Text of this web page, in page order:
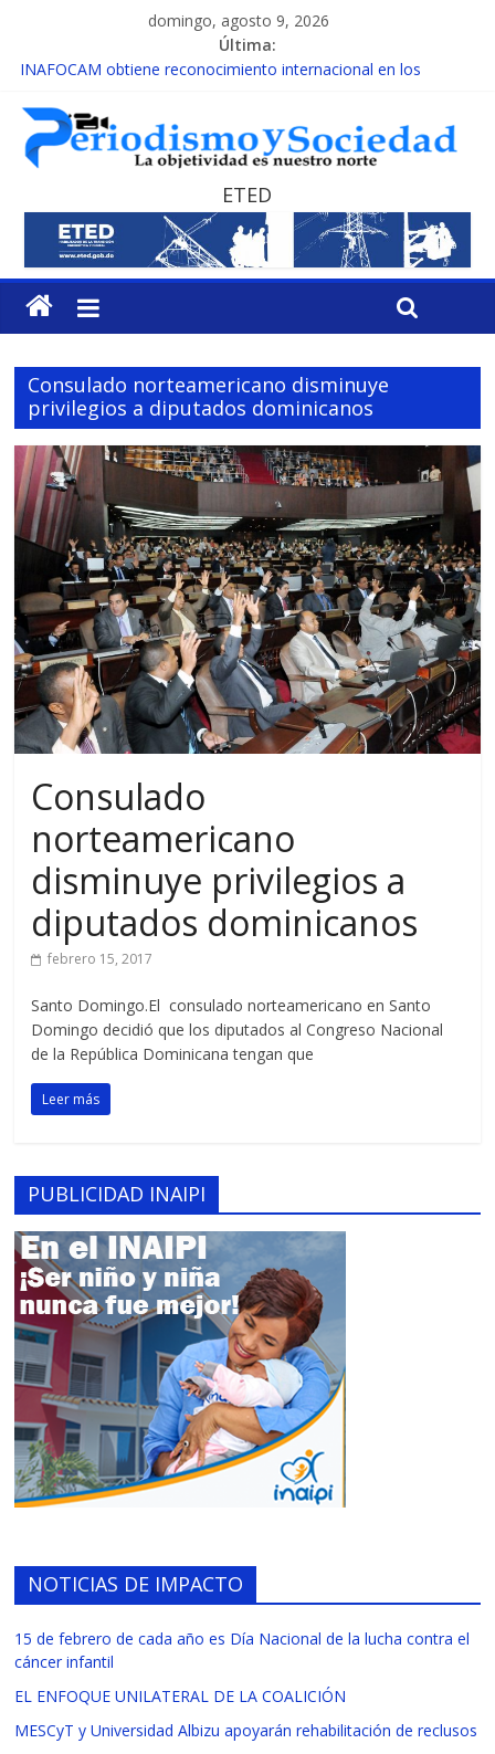
domingo, agosto 9, 2026
Última:
INAFOCAM obtiene reconocimiento internacional en los
15 de febrero de cada año es Día Nacional de la lucha contra el
cáncer infantil
EL ENFOQUE UNILATERAL DE LA COALICIÓN
MESCyT y Universidad Albizu apoyarán rehabilitación de
reclusos
MESCyT presenta calendario de Consulta Nacional por la
Educación
ETED
Consulado norteamericano disminuye
privilegios a diputados dominicanos
Consulado
norteamericano
disminuye privilegios a
diputados dominicanos
febrero 15, 2017
Santo Domingo.El consulado norteamericano en Santo
Domingo decidió que los diputados al Congreso Nacional
de la República Dominicana tengan que
Leer más
PUBLICIDAD INAIPI
NOTICIAS DE IMPACTO
15 de febrero de cada año es Día Nacional de la lucha contra el
cáncer infantil
EL ENFOQUE UNILATERAL DE LA COALICIÓN
MESCyT y Universidad Albizu apoyarán rehabilitación de reclusos